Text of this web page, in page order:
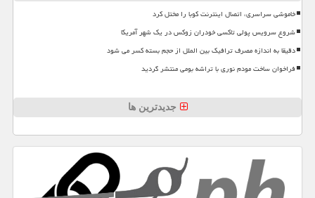
خاموشی سراسری، اتصال اینترنت کوبا را مختل کرد
شروع سرویس پولی تاکسی خودران زوکس در یک شهر آمریکا
دقیقا به اندازه مصرف ترافیک بین الملل از حجم بسته کسر می شود
فراخوان ساخت مودم نوری با تراشه بومی منتشر گردید
جدیدترین ها